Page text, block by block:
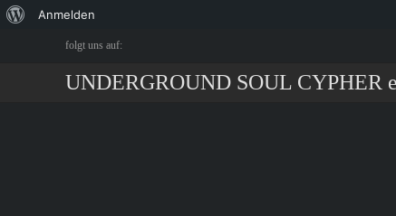
Anmelden
folgt uns auf:
UNDERGROUND SOUL CYPHER